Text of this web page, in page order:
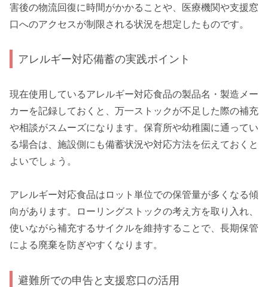
害後の物流回復に時間がかかることや、医療機関や支援窓
口へのアクセスが制限される状況を想定したものです。
アレルギー対応備蓄の実践ポイント
現在使用しているアレルギー対応食品の製品名・製造メー
カーを記録しておくと、万一ストックが不足した際の補充
や相談がスムーズになります。保育所や幼稚園に通ってい
る場合は、施設側にも備蓄状況や対応方法を伝えておくと
よいでしょう。
アレルギー対応食品はロット単位での保管量が多くなる傾
向があります。ローリングストックの考え方を取り入れ、
使いながら補充するサイクルを維持することで、長期保管
による廃棄を防ぎやすくなります。
避難所での申告と支援窓口の活用